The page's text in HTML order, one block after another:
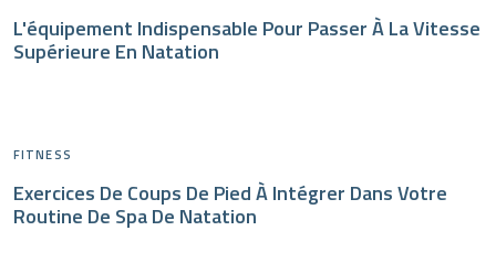
L'équipement Indispensable Pour Passer À La Vitesse
Supérieure En Natation
FITNESS
Exercices De Coups De Pied À Intégrer Dans Votre
Routine De Spa De Natation